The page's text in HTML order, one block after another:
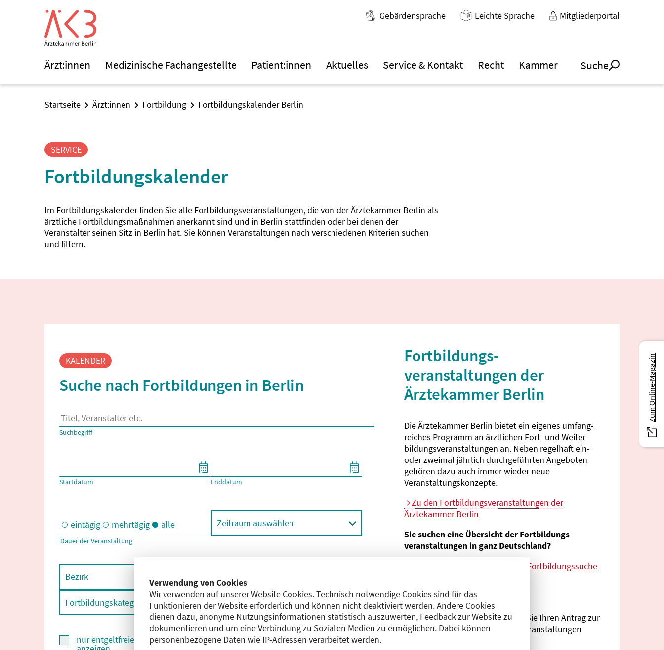
Verwendung von Cookies
Wir verwenden auf unserer Website Cookies. Technisch notwendige Cookies sind für das
Funktionieren der Website erforderlich und können nicht deaktiviert werden. Andere Cookies
dienen dazu, anonyme Nutzungsinformationen statistisch auszuwerten, Feedback zur Website zu
dokumentieren und um eine Verbindung zu Sozialen Medien zu ermöglichen. Dabei können
personenbezogene Daten wie IP-Adressen verarbeitet werden.
Gebärdensprache Leichte Sprache Mitgliederportal
Ärzt:innen Medizinische Fachangestellte Patient:innen Aktuelles Service & Kontakt Recht Kammer Suche
Startseite Ärzt:innen Fortbildung Fortbildungskalender Berlin
SERVICE
Fortbildungskalender
Im Fortbildungskalender finden Sie alle Fortbildungsveranstaltungen, die von der Ärztekammer Berlin als
ärztliche Fortbildungsmaßnahmen anerkannt sind und in Berlin stattfinden oder bei denen der
Veranstalter seinen Sitz in Berlin hat. Sie können Veranstaltungen nach verschiedenen Kriterien suchen
und filtern.
KALENDER
Suche nach Fortbildungen in Berlin
Es erscheinen Suchvorschläge, wenn mindestens 2 Zeichen eingegeben wurden.
Suchbegriff
Startdatum Enddatum
Eintägige und/oder mehrtägige Veranstaltungen
eintägig mehrtägig alle
Dauer der Veranstaltung
Zeitraum auswählen
Bezirk
Fortbildungskategorie Fachgebiet
nur entgeltfreie Fortbildungen
Fortbildungs­
veranstaltungen der
Ärztekammer Berlin
Die Ärztekammer Berlin bietet ein eigenes umfang­
reiches Programm an ärztlichen Fort- und Weiter­
bildungs­veranstaltungen an. Neben regelhaft ein-
oder zweimal jährlich durch­geführten Angeboten
gehören dazu auch immer wieder neue
Veranstaltungs­konzepte.
Zu den Fortbildungs­veranstaltungen der
Ärztekammer Berlin
Sie suchen eine Übersicht der Fortbildungs­
veranstaltungen in ganz Deutschland?
bundes­weiten Fortbildungs­suche
Sie sind Veranstalter?
Im
CME-Antragsportalkönnen Sie Ihren Antrag zur
Anerkennung von Fortbildungs­veranstaltungen
Zum Online-Magazin